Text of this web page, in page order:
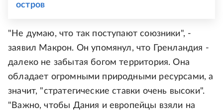
остров
"Не думаю, что так поступают союзники", -
заявил Макрон. Он упомянул, что Гренландия -
далеко не забытая богом территория. Она
обладает огромными природными ресурсами, а
значит, "стратегические ставки очень высоки".
"Важно, чтобы Дания и европейцы взяли на